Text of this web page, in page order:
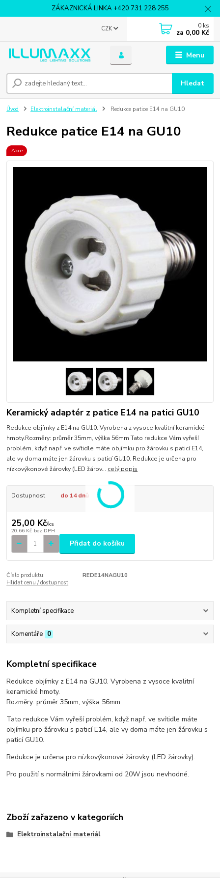
ZÁKAZNICKÁ LINKA +420 731 228 255
Menu
CZK
Hledat
0 ks
za 0,00 Kč
Úvod Elektroinstalační materiál Redukce patice E14 na GU10
Redukce patice E14 na GU10
Akce
Keramický adaptér z patice E14 na patici GU10
Redukce objímky z E14 na GU10. Vyrobena z vysoce kvalitní keramické
hmoty.Rozměry: průměr 35mm, výška 56mm Tato redukce Vám vyřeší
problém, když např. ve svítidle máte objímku pro žárovku s paticí E14,
ale vy doma máte jen žárovku s paticí GU10. Redukce je určena pro
nízkovýkonové žárovky (LED žárov... celý popis
Dostupnost do 14 dnů
25,00 Kč/ks
20,66 Kč bez DPH
Přidat do košíku
Číslo produktu:
REDE14NAGU10
Hlídat cenu / dostupnost
Kompletní specifikace
Komentáře 0
Kompletní specifikace
Redukce objímky z E14 na GU10. Vyrobena z vysoce kvalitní
keramické hmoty.
Rozměry: průměr 35mm, výška 56mm
Tato redukce Vám vyřeší problém, když např. ve svítidle máte
objímku pro žárovku s paticí E14, ale vy doma máte jen žárovku s
paticí GU10.
Redukce je určena pro nízkovýkonové žárovky (LED žárovky).
Pro použití s normálními žárovkami od 20W jsou nevhodné.
Zboží zařazeno v kategoriích
Elektroinstalační materiál